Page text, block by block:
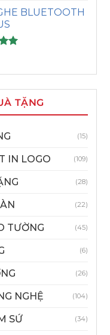
BLUETOOTH
TẶNG
(15)
IN LOGO (109)
(28)
(22)
TƯỜNG (45)
(6)
(26)
NGHỆ (104)
SỨ (34)